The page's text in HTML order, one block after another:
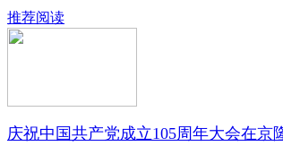
推荐阅读
庆祝中国共产党成立105周年大会在京